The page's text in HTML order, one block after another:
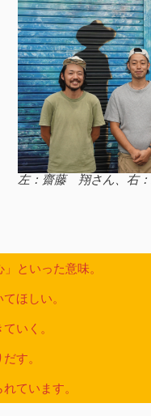
左：齋藤 翔さん、右
といった意味。
ほしい。
いく。
す。
ています。